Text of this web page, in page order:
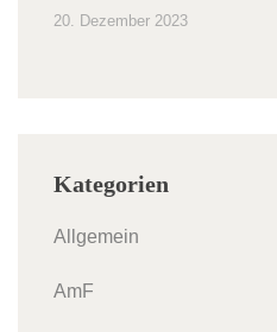
20. Dezember 2023
Kategorien
Allgemein
AmF